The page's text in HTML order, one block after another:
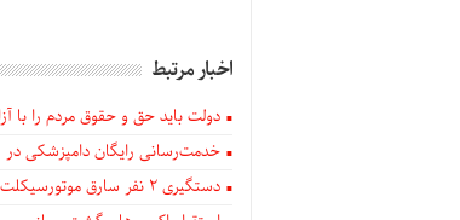
اخبار مرتبط
دولت باید حق و حقوق مردم را با
خدمت‌رسانی رایگان دامپزشکی در
دستگيری ۲ نفر سارق موتورسیکلت و کشف موتورسیکلت‌های سرقتی در اهر